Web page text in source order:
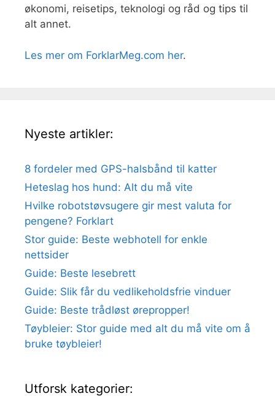
økonomi, reisetips, teknologi og råd og tips til
alt annet.
Les mer om ForklarMeg.com her.
Nyeste artikler:
8 fordeler med GPS-halsbånd til katter
Heteslag hos hund: Alt du må vite
Hvilke robotstøvsugere gir mest valuta for
pengene? Forklart
Stor guide: Beste webhotell for enkle
nettsider
Guide: Beste lesebrett
Guide: Slik får du vedlikeholdsfrie vinduer
Guide: Beste trådløst ørepropper!
Tøybleier: Stor guide med alt du må vite om å
bruke tøybleier!
Utforsk kategorier: